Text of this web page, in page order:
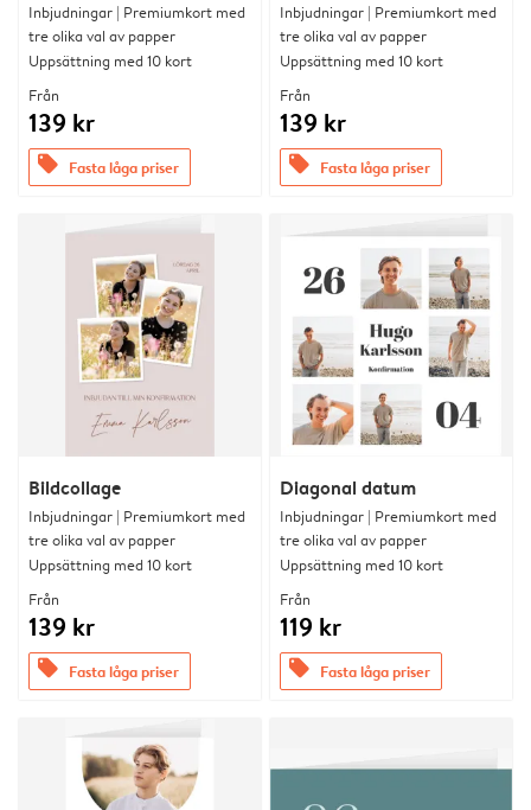
Inbjudningar | Premiumkort med
tre olika val av papper
Uppsättning med 10 kort
Från
139 kr
offers Fasta låga priser
Inbjudningar | Premiumkort med
tre olika val av papper
Uppsättning med 10 kort
Från
139 kr
offers Fasta låga priser
Bildcollage
Inbjudningar | Premiumkort med
tre olika val av papper
Uppsättning med 10 kort
Från
139 kr
offers Fasta låga priser
Diagonal datum
Inbjudningar | Premiumkort med
tre olika val av papper
Uppsättning med 10 kort
Från
119 kr
offers Fasta låga priser